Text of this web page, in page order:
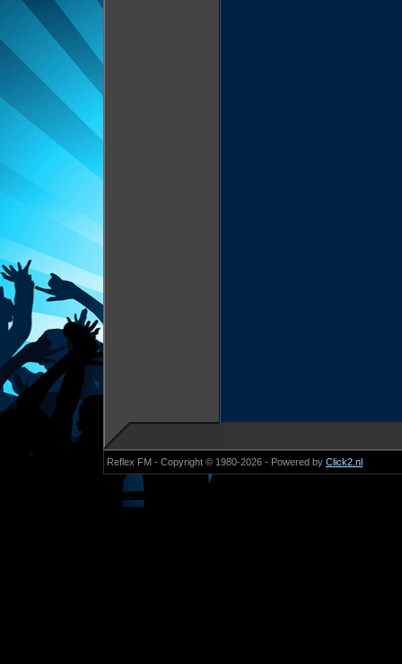
Reflex FM - Copyright © 1980-2026 - Powered by Click2.nl